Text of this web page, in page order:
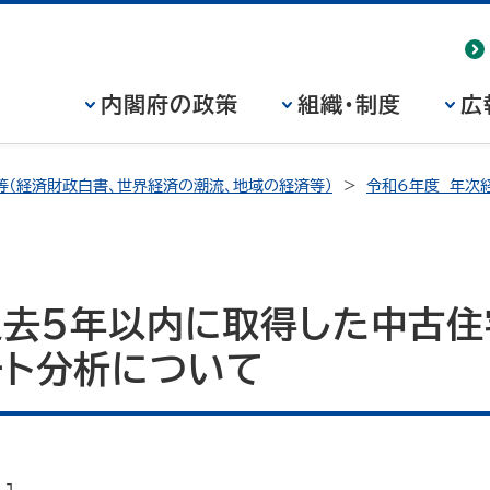
内閣府の政策 組織・制度 広
（経済財政白書、世界経済の潮流、地域の経済等） 令和6年度 年次
5年以内に取得した中古住
分析について